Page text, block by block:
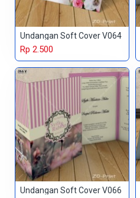
Undangan Soft Cover V064
Rp 2.500
Undangan Soft Cover V066